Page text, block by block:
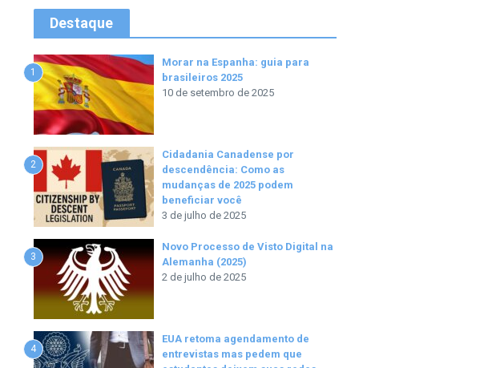
Destaque
1
Morar na Espanha: guia para
brasileiros 2025
10 de setembro de 2025
2
Cidadania Canadense por
descendência: Como as
mudanças de 2025 podem
beneficiar você
3 de julho de 2025
3
Novo Processo de Visto Digital na
Alemanha (2025)
2 de julho de 2025
4
EUA retoma agendamento de
entrevistas mas pedem que